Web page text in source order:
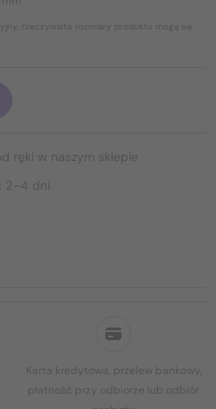
Karta kredytowa, przelew bankowy,
płatność przy odbiorze lub odbiór
rzeczywiste rozmiary produktu mogą się
ręki w naszym sklepie
2–4 dni